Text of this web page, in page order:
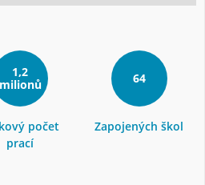
1,2
milionů
počet
prací
64
Zapojených škol